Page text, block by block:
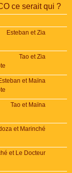
ce serait qui ?
Esteban et Zia
Tao et Zia
et Maïna
Tao et Maïna
et Marinché
et Le Docteur